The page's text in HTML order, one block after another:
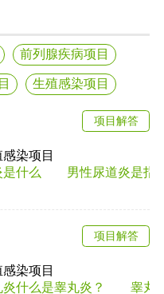
前列腺疾病项目
生殖感染项目
染项目
么 男性尿道炎是指尿
项目解答
染项目
么是睾丸炎？ 睾丸炎
项目解答